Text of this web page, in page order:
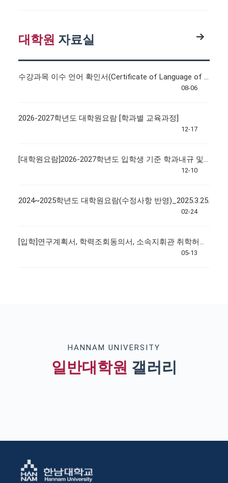
대학원 자료실
수강과목 이수 언어 확인서(Certificate of Language of Instruction) 양식
08-06
2026-2027학년도 대학원요람 [학과별 교육과정]
12-17
[대학원요람]2026-2027학년도 입학생 기준 학과내규 및 교육과정
12-10
2024~2025학년도 대학원요람(수정사항 반영)_2025.3.25.
02-24
[입학]연구계획서, 학력조회동의서, 소속지휘관 취학허가서 양식
05-13
HANNAM UNIVERSITY
일반대학원 갤러리